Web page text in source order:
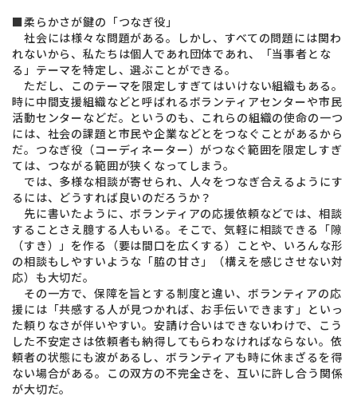
■柔らかさが鍵の「つなぎ役」
社会には様々な問題がある。しかし、すべての問題には関わ
れないから、私たちは個人であれ団体であれ、「当事者とな
る」テーマを特定し、選ぶことができる。
ただし、このテーマを限定しすぎてはいけない組織もある。
時に中間支援組織などと呼ばれるボランティアセンターや市民
活動センターなどだ。というのも、これらの組織の使命の一つ
には、社会の課題と市民や企業などとをつなぐことがあるから
だ。つなぎ役（コーディネーター）がつなぐ範囲を限定しすぎ
ては、つながる範囲が狭くなってしまう。
では、多様な相談が寄せられ、人々をつなぎ合えるようにす
るには、どうすれば良いのだろうか？
先に書いたように、ボランティアの応援依頼などでは、相談
することさえ臆する人もいる。そこで、気軽に相談できる「隙
（すき）」を作る（要は間口を広くする）ことや、いろんな形
の相談もしやすいような「脇の甘さ」（構えを感じさせない対
応）も大切だ。
その一方で、保障を旨とする制度と違い、ボランティアの応
援には「共感する人が見つかれば、お手伝いできます」といっ
た頼りなさが伴いやすい。安請け合いはできないわけで、こう
した不安定さは依頼者も納得してもらわなければならない。依
頼者の状態にも波があるし、ボランティアも時に休まざるを得
ない場合がある。この双方の不完全さを、互いに許し合う関係
が大切だ。